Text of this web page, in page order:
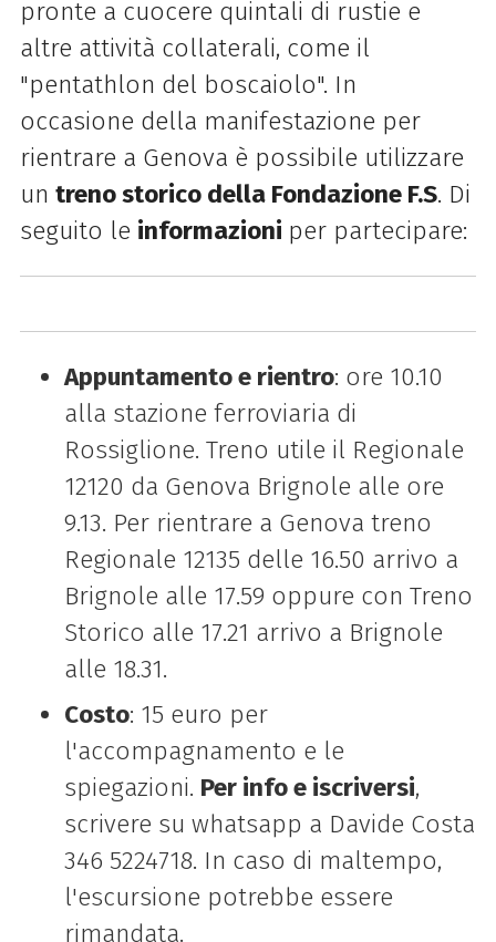
pronte a cuocere quintali di rustie e
altre attività collaterali, come il
"pentathlon del boscaiolo". In
occasione della manifestazione per
rientrare a Genova è possibile utilizzare
un treno storico della Fondazione F.S. Di
seguito le informazioni per partecipare:
Appuntamento e rientro: ore 10.10
alla stazione ferroviaria di
Rossiglione. Treno utile il Regionale
12120 da Genova Brignole alle ore
9.13. Per rientrare a Genova treno
Regionale 12135 delle 16.50 arrivo a
Brignole alle 17.59 oppure con Treno
Storico alle 17.21 arrivo a Brignole
alle 18.31.
Costo: 15 euro per
l'accompagnamento e le
spiegazioni. Per info e iscriversi,
scrivere su whatsapp a Davide Costa
346 5224718. In caso di maltempo,
l'escursione potrebbe essere
rimandata.